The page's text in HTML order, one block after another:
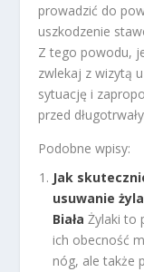
prowadzić do
uszkodzenie
Z tego powodu,
zwlekaj z wizytą
sytuację i
przed
Podobne wpisy:
Jak
usuwanie
Biała Żylaki to
ich obecność
nóg, ale także